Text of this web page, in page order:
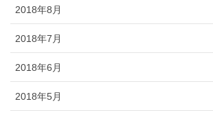
2018年8月
2018年7月
2018年6月
2018年5月